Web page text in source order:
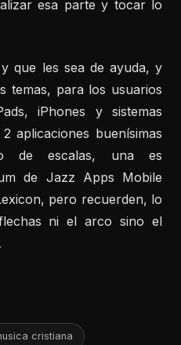
esa parte y tocar lo
que les sea de ayuda, y
temas, para los usuarios
iPhones y sistemas
aplicaciones buenísimas
de escalas, una es
de Jazz Apps Mobile
pero recuerden, lo
ni el arco sino el
cristiana